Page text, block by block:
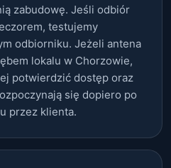
zabudowę. Jeśli odbiór
testujemy
odbiorniku. Jeżeli antena
lokalu w Chorzowie,
potwierdzić dostęp oraz
się dopiero po
przez klienta.